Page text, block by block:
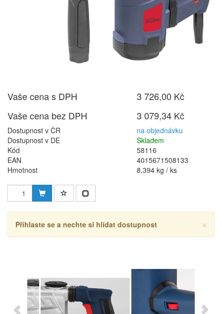
Vaše cena s DPH
3 726,00 Kč
Vaše cena bez DPH
3 079,34 Kč
Dostupnost v ČR
na objednávku
Dostupnost v DE
Skladem
Kód
58116
EAN
4015671508133
Hmotnost
8,394 kg / ks
×
Přihlaste se a nechte si hlídat dostupnost